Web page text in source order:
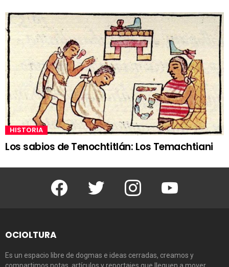
HISTORIA
Los sabios de Tenochtitlán: Los Temachtiani
Facebook Twitter Instagram Youtube
OCIOLTURA
Es un espacio libre de dogmas e ideas cerradas, creamos y